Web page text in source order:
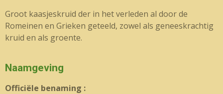
Groot kaasjeskruid der in het verleden al door de
Romeinen en Grieken geteeld, zowel als geneeskrachtig
kruid en als groente.
Naamgeving
Officiële benaming :